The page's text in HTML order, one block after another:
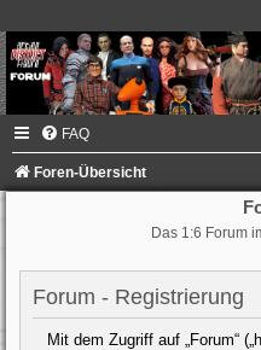
FAQ
Foren-Übersicht
Das 1:6 Forum
Forum - Registrierung
Mit dem Zugriff auf „Forum“